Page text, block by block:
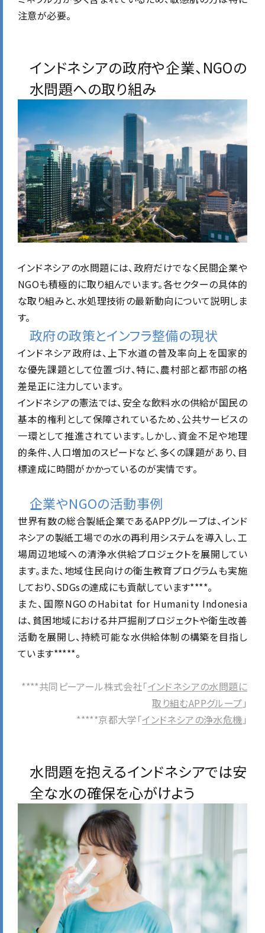
注意が必要。
インドネシアの政府や企業、NGOの
水問題への取り組み
インドネシアの水問題には、政府だけでなく民間企業や
NGOも積極的に取り組んでいます。各セクターの具体的
な取り組みと、水処理技術の最新動向について説明しま
す。
政府の政策とインフラ整備の現状
インドネシア政府は、上下水道の普及率向上を国家的
な優先課題として位置づけ、特に、農村部と都市部の格
差是正に注力しています。
インドネシアの憲法では、安全な飲料水の供給が国民の
基本的権利として保障されているため、公共サービスの
一環として推進されています。しかし、資金不足や地理
的条件、人口増加のスピードなど、多くの課題があり、目
標達成に時間がかかっているのが実情です。
企業やNGOの活動事例
世界有数の総合製紙企業であるAPPグループは、インド
ネシアの製紙工場での水の再利用システムを導入し、工
場周辺地域への清浄水供給プロジェクトを展開してい
ます。また、地域住民向けの衛生教育プログラムも実施
しており、SDGsの達成にも貢献しています****。
また、国際NGOのHabitat for Humanity Indonesia
は、貧困地域における井戸掘削プロジェクトや衛生改善
活動を展開し、持続可能な水供給体制の構築を目指し
ています*****。
****共同ピーアール株式会社「インドネシアの水問題に
取り組むAPPグループ 」
*****京都大学「インドネシアの浄水危機 」
水問題を抱えるインドネシアでは安
全な水の確保を心がけよう